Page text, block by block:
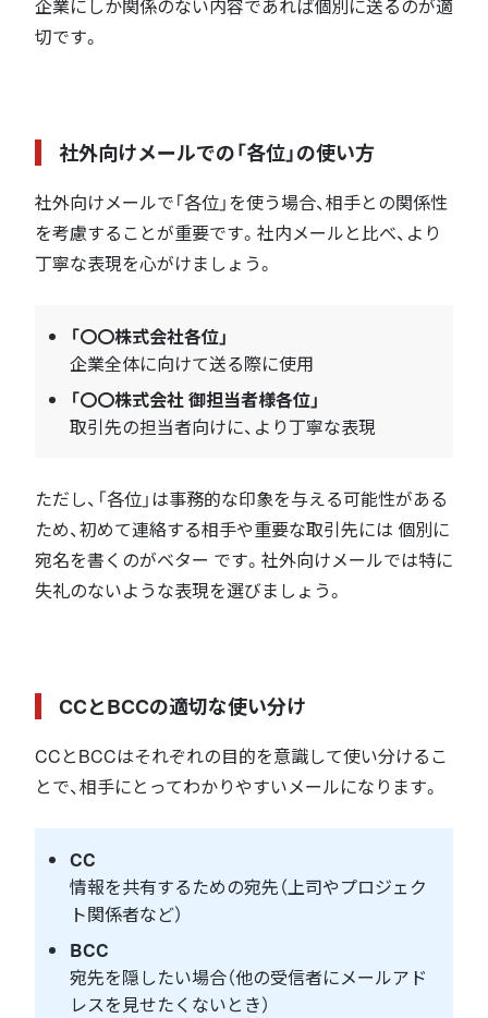
企業にしか関係のない内容であれば個別に送るのが適
切です。
社外向けメールでの「各位」の使い方
社外向けメールで「各位」を使う場合、相手との関係性
を考慮することが重要です。社内メールと比べ、より
丁寧な表現を心がけましょう。
「〇〇株式会社各位」
企業全体に向けて送る際に使用
「〇〇株式会社 御担当者様各位」
取引先の担当者向けに、より丁寧な表現
ただし、「各位」は事務的な印象を与える可能性がある
ため、初めて連絡する相手や重要な取引先には 個別に
宛名を書くのがベター です。社外向けメールでは特に
失礼のないような表現を選びましょう。
CCとBCCの適切な使い分け
CCとBCCはそれぞれの目的を意識して使い分けるこ
とで、相手にとってわかりやすいメールになります。
CC
情報を共有するための宛先（上司やプロジェク
ト関係者など）
BCC
宛先を隠したい場合（他の受信者にメールアド
レスを見せたくないとき）